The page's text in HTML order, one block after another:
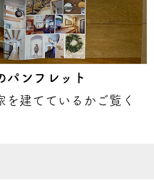
パンフレット
建てているかご覧く